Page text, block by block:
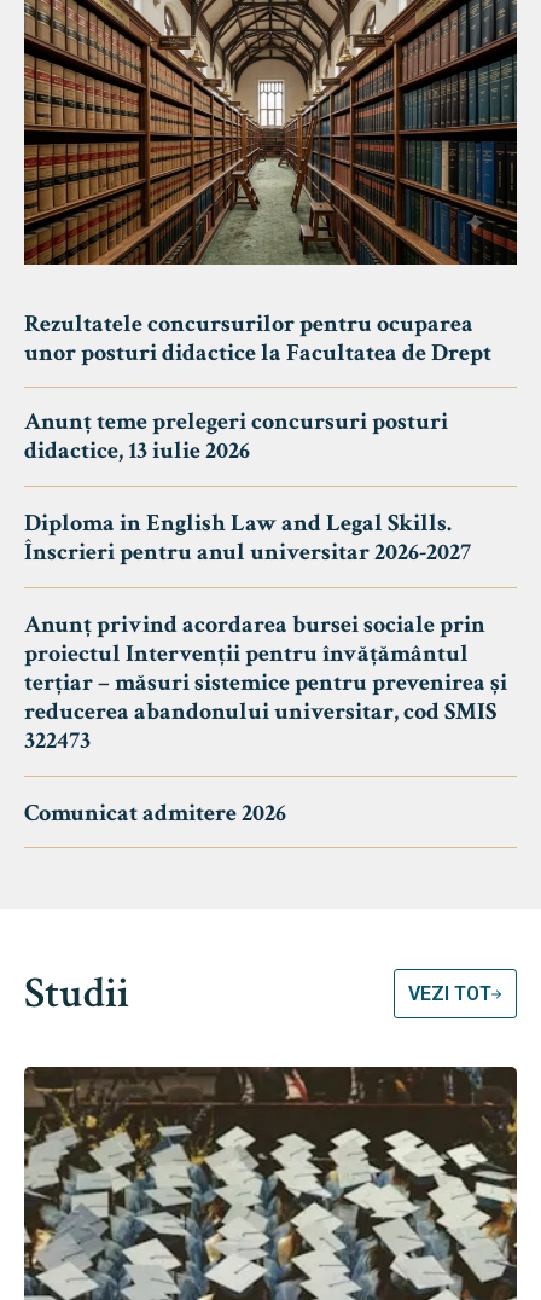
Rezultatele concursurilor pentru ocuparea
unor posturi didactice la Facultatea de Drept
Anunț teme prelegeri concursuri posturi
didactice, 13 iulie 2026
Diploma in English Law and Legal Skills.
Înscrieri pentru anul universitar 2026-2027
Anunț privind acordarea bursei sociale prin
proiectul Intervenții pentru învățământul
terțiar – măsuri sistemice pentru prevenirea și
reducerea abandonului universitar, cod SMIS
322473
Comunicat admitere 2026
Studii VEZI TOT